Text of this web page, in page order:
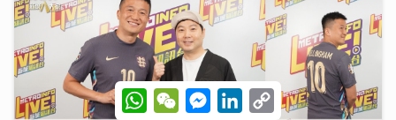
W
h
W
e
M
e
L
C
o